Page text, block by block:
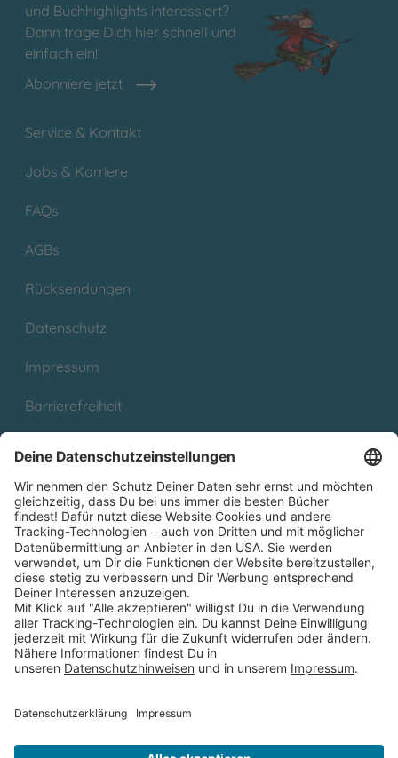
und Buchhighlights interessiert?
Dann trage Dich hier schnell und
einfach ein!
Abonniere jetzt
Service & Kontakt
Jobs & Karriere
FAQs
AGBs
Rücksendungen
Datenschutz
Impressum
Barrierefreiheit
Partnerprogramm (Affiliate)
Folge uns auf
* Versandkostenfrei ab 9,00 € Bestellwert innerhalb
Deutschlands
** Lieferzeit 1-3 Werktage innerhalb Deutschlands
Thienemann-Esslinger Verlag GmbH, Blumenstraße 36, D-70182